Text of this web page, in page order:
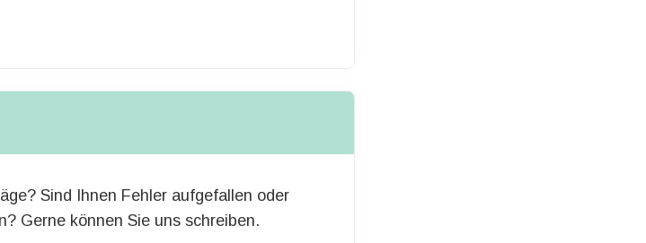
Sind Ihnen Fehler aufgefallen oder
Gerne können Sie uns schreiben.